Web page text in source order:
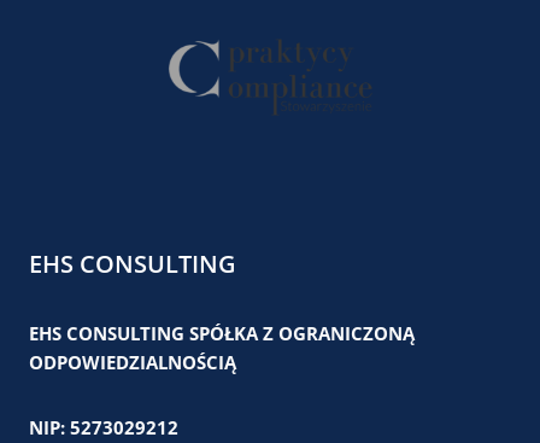
EHS CONSULTING
EHS CONSULTING SPÓŁKA Z OGRANICZONĄ
ODPOWIEDZIALNOŚCIĄ
NIP: 5273029212